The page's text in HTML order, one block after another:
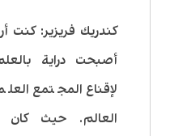
كندريك فريزير:كنت
أصبحت دراية
لإقناع المجتمع
العالم. حيث